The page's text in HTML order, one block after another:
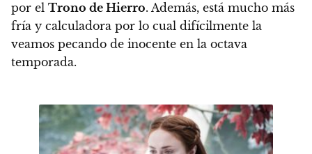
por el Trono de Hierro. Además, está mucho más
fría y calculadora por lo cual difícilmente la
veamos pecando de inocente en la octava
temporada.